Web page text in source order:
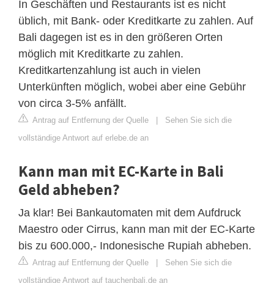
In Geschäften und Restaurants ist es nicht
üblich, mit Bank- oder Kreditkarte zu zahlen. Auf
Bali dagegen ist es in den größeren Orten
möglich mit Kreditkarte zu zahlen.
Kreditkartenzahlung ist auch in vielen
Unterkünften möglich, wobei aber eine Gebühr
von circa 3-5% anfällt.
Antrag auf Entfernung der Quelle
Sehen Sie sich die
vollständige Antwort auf erlebe.de an
Kann man mit EC-Karte in Bali
Geld abheben?
Ja klar! Bei Bankautomaten mit dem Aufdruck
Maestro oder Cirrus, kann man mit der EC-Karte
bis zu 600.000,- Indonesische Rupiah abheben.
Antrag auf Entfernung der Quelle
Sehen Sie sich die
vollständige Antwort auf tauchenbali.de an